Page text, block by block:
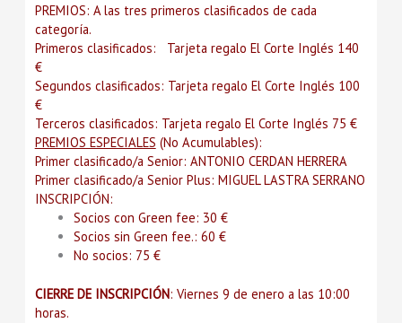
PREMIOS: A las tres primeros clasificados de cada
categoría.
Primeros clasificados: Tarjeta regalo El Corte Inglés 140
€
Segundos clasificados: Tarjeta regalo El Corte Inglés 100
€
Terceros clasificados: Tarjeta regalo El Corte Inglés 75 €
PREMIOS ESPECIALES (No Acumulables):
Primer clasificado/a Senior: ANTONIO CERDAN HERRERA
Primer clasificado/a Senior Plus: MIGUEL LASTRA SERRANO
INSCRIPCIÓN:
Socios con Green fee: 30 €
Socios sin Green fee.: 60 €
No socios: 75 €
CIERRE DE INSCRIPCIÓN: Viernes 9 de enero a las 10:00
horas.